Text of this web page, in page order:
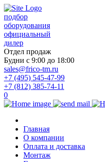
подбор
оборудования
официальный
дилер
Отдел продаж
Будни с 9:00 до 18:00
sales@frico-tm.ru
+7 (495) 545-47-99
+7 (812) 385-74-11
0
Главная
О компании
Оплата и доставка
Монтаж